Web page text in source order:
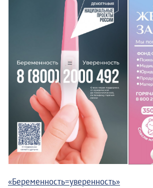
«Беременность=уверенность»